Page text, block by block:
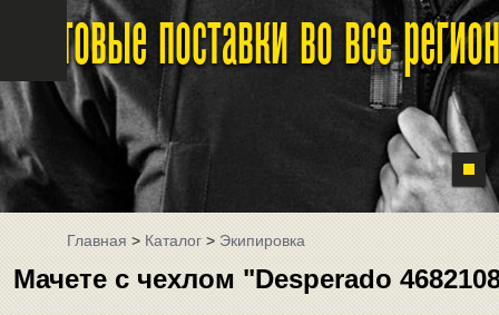
Оптовые поставки во все
Главная>Каталог>Экипировка
Мачете с чехлом "Desperado